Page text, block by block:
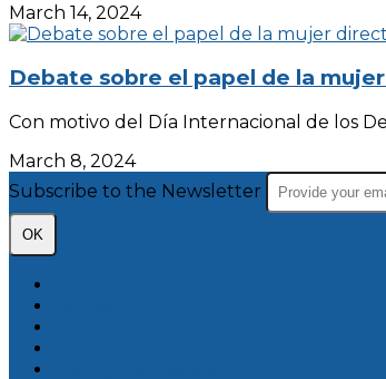
March 14, 2024
Debate sobre el papel de la
Con motivo del Día Internacional de los
March 8, 2024
Subscribe to the Newsletter
OK